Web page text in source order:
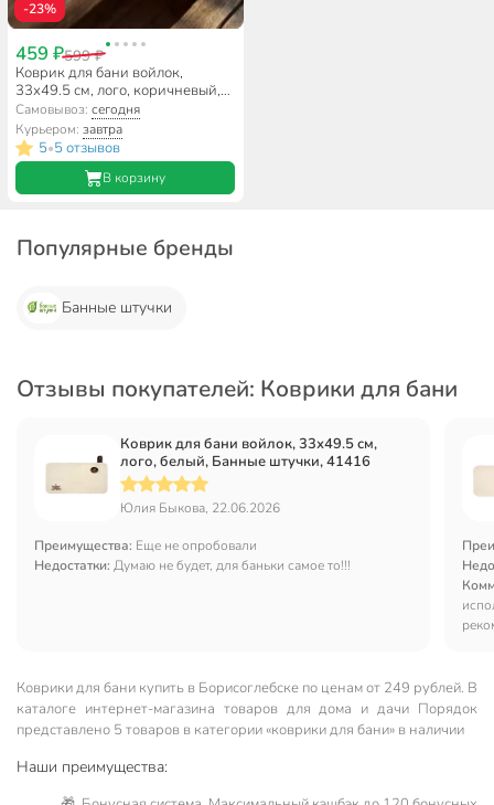
-23%
459 ₽599 ₽
Коврик для бани войлок,
33х49.5 см, лого, коричневый,
Банные штучки, 41417
Самовывоз:сегодня
Курьером:завтра
5•5 отзывов
В корзину
Популярные бренды
Банные штучки
Отзывы покупателей: Коврики для бани
Коврик для бани войлок, 33х49.5 см,
лого, белый, Банные штучки, 41416
Юлия Быкова, 22.06.2026
Преимущества: Еще не опробовали
Недостатки: Думаю не будет, для баньки самое то!!!
Коврики для бани купить в Борисоглебске по ценам от 249 рублей. В
каталоге интернет-магазина товаров для дома и дачи Порядок
представлено 5 товаров в категории «коврики для бани» в наличии
Наши преимущества: